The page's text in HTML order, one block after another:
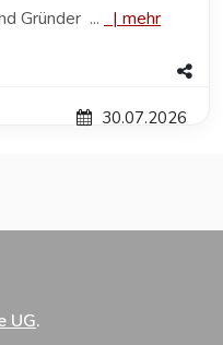
Gründer ...
| mehr
30.07.2026
UG.